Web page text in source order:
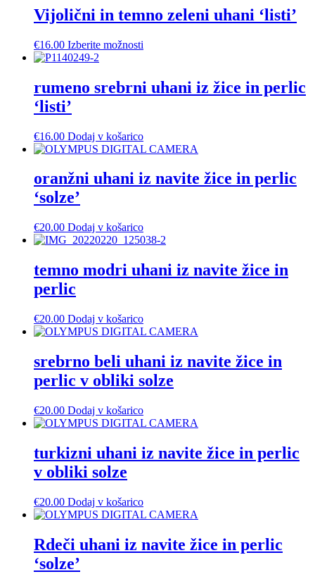
Vijolični in temno zeleni uhani ‘listi’
€16.00 Izberite možnosti
več
različic.
na
strani
rumeno srebrni uhani iz žice in perlic
‘listi’
€16.00 Dodaj v košarico
oranžni uhani iz navite žice in perlic
‘solze’
€20.00 Dodaj v košarico
temno modri uhani iz navite žice in
perlic
€20.00 Dodaj v košarico
srebrno beli uhani iz navite žice in
perlic v obliki solze
€20.00 Dodaj v košarico
turkizni uhani iz navite žice in perlic
v obliki solze
€20.00 Dodaj v košarico
Rdeči uhani iz navite žice in perlic
‘solze’